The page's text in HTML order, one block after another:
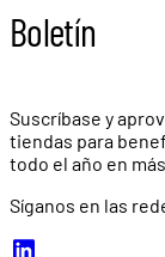
Boletín
Suscríbase y
tiendas para
todo el año en
Síganos en las